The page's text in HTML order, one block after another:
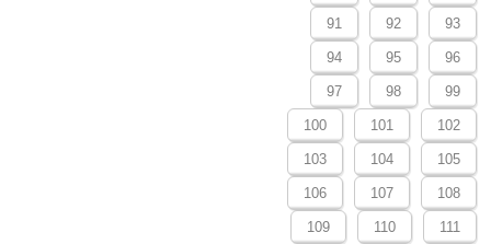
91 92 93
94 95 96
97 98 99
100 101 102
103 104 105
106 107 108
109 110 111